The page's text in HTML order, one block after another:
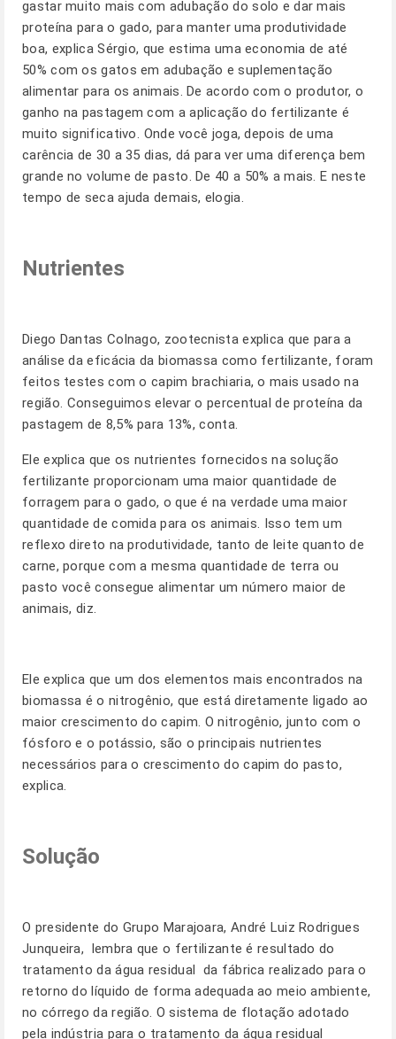
gastar muito mais com adubação do solo e dar mais
proteína para o gado, para manter uma produtividade
boa, explica Sérgio, que estima uma economia de até
50% com os gatos em adubação e suplementação
alimentar para os animais. De acordo com o produtor, o
ganho na pastagem com a aplicação do fertilizante é
muito significativo. Onde você joga, depois de uma
carência de 30 a 35 dias, dá para ver uma diferença bem
grande no volume de pasto. De 40 a 50% a mais. E neste
tempo de seca ajuda demais, elogia.
Nutrientes
Diego Dantas Colnago, zootecnista explica que para a
análise da eficácia da biomassa como fertilizante, foram
feitos testes com o capim brachiaria, o mais usado na
região. Conseguimos elevar o percentual de proteína da
pastagem de 8,5% para 13%, conta.
Ele explica que os nutrientes fornecidos na solução
fertilizante proporcionam uma maior quantidade de
forragem para o gado, o que é na verdade uma maior
quantidade de comida para os animais. Isso tem um
reflexo direto na produtividade, tanto de leite quanto de
carne, porque com a mesma quantidade de terra ou
pasto você consegue alimentar um número maior de
animais, diz.
Ele explica que um dos elementos mais encontrados na
biomassa é o nitrogênio, que está diretamente ligado ao
maior crescimento do capim. O nitrogênio, junto com o
fósforo e o potássio, são o principais nutrientes
necessários para o crescimento do capim do pasto,
explica.
Solução
O presidente do Grupo Marajoara, André Luiz Rodrigues
Junqueira, lembra que o fertilizante é resultado do
tratamento da água residual da fábrica realizado para o
retorno do líquido de forma adequada ao meio ambiente,
no córrego da região. O sistema de flotação adotado
pela indústria para o tratamento da água residual